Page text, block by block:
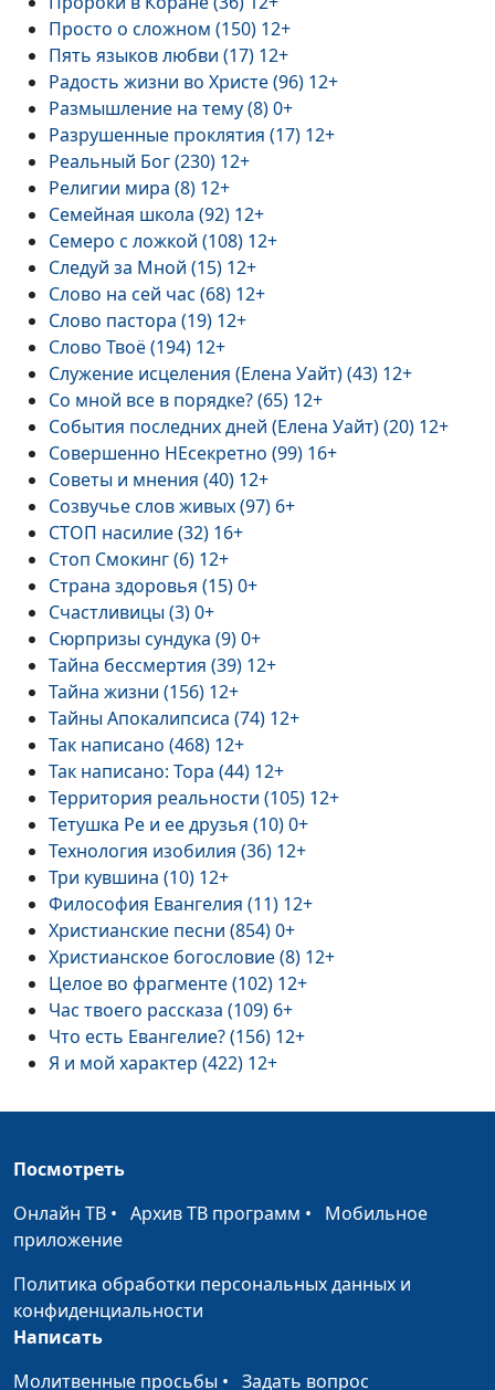
Просто о сложном (150) 12+
Пять языков любви (17) 12+
Радость жизни во Христе (96) 12+
Размышление на тему (8) 0+
Разрушенные проклятия (17) 12+
Реальный Бог (230) 12+
Религии мира (8) 12+
Семейная школа (92) 12+
Семеро с ложкой (108) 12+
Следуй за Мной (15) 12+
Слово на сей час (68) 12+
Слово пастора (19) 12+
Слово Твоё (194) 12+
Служение исцеления (Елена Уайт) (43) 12+
Со мной все в порядке? (65) 12+
События последних дней (Елена Уайт) (20) 12+
Совершенно НЕсекретно (99) 16+
Советы и мнения (40) 12+
Созвучье слов живых (97) 6+
СТОП насилие (32) 16+
Стоп Смокинг (6) 12+
Страна здоровья (15) 0+
Счастливицы (3) 0+
Сюрпризы сундука (9) 0+
Тайна бессмертия (39) 12+
Тайна жизни (156) 12+
Тайны Апокалипсиса (74) 12+
Так написано (468) 12+
Так написано: Тора (44) 12+
Территория реальности (105) 12+
Тетушка Ре и ее друзья (10) 0+
Технология изобилия (36) 12+
Три кувшина (10) 12+
Философия Евангелия (11) 12+
Христианские песни (854) 0+
Христианское богословие (8) 12+
Целое во фрагменте (102) 12+
Час твоего рассказа (109) 6+
Что есть Евангелие? (156) 12+
Я и мой характер (422) 12+
Посмотреть
Онлайн ТВ • Архив ТВ программ • Мобильное
приложение
Политика обработки персональных данных и
конфиденциальности
Написать
Молитвенные просьбы • Задать вопрос